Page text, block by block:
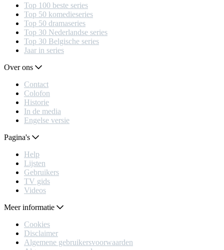
Top 100 beste series
Top 50 komedieseries
Top 50 dramaseries
Top 30 Nederlandse series
Top 30 Belgische series
Jaar in series
Over ons
Contact
Colofon
Historie
In de media
Engelse versie
Pagina's
Help
Lijsten
Gebruikers
TV gids
Videos
Meer informatie
Cookies
Disclaimer
Algemene gebruikersvoorwaarden